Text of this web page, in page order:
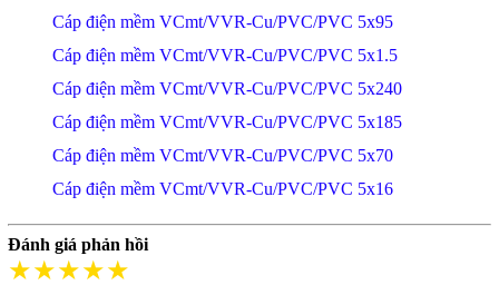
Cáp điện mềm VCmt/VVR-Cu/PVC/PVC 5x95
Cáp điện mềm VCmt/VVR-Cu/PVC/PVC 5x1.5
Cáp điện mềm VCmt/VVR-Cu/PVC/PVC 5x240
Cáp điện mềm VCmt/VVR-Cu/PVC/PVC 5x185
Cáp điện mềm VCmt/VVR-Cu/PVC/PVC 5x70
Cáp điện mềm VCmt/VVR-Cu/PVC/PVC 5x16
Đánh giá phản hồi
★★★★★